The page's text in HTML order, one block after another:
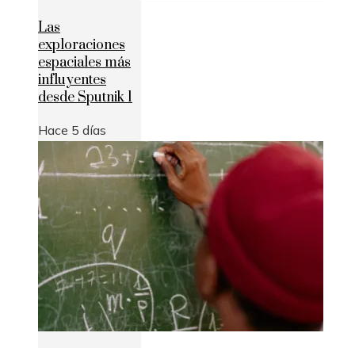
Las
exploraciones
espaciales más
influyentes
desde Sputnik 1
Hace 5 días